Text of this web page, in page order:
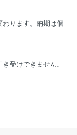
ります。納期は個
受けできません。